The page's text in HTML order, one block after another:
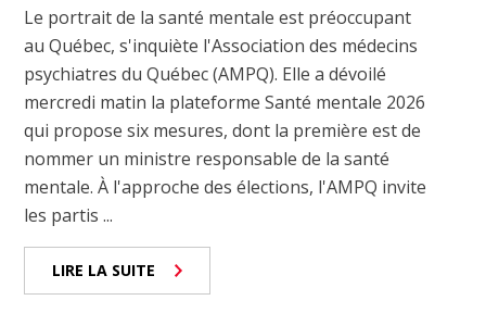
Le portrait de la santé mentale est préoccupant
au Québec, s'inquiète l'Association des médecins
psychiatres du Québec (AMPQ). Elle a dévoilé
mercredi matin la plateforme Santé mentale 2026
qui propose six mesures, dont la première est de
nommer un ministre responsable de la santé
mentale. À l'approche des élections, l'AMPQ invite
les partis ...
LIRE LA SUITE